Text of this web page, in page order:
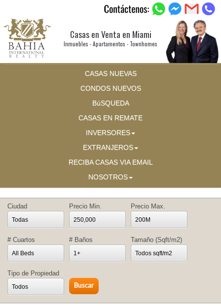
Casas en Venta en Miami
Inmuebles - Apartamentos - Townhomes
CASAS NUEVAS
CONDOS NUEVOS
BúSQUEDA
CASAS EN REMATE
INVERSORES
EXTRANJEROS
RECIBA CASAS VIA EMAIL
NOSOTROS
Ciudad
Todas
Precio Min.
250,000
Precio Max.
200M
# Cuartos
All Beds
# Baños
1+
Tamaño (Sqft/m2)
Todos sqft/m2
Tipo de Propiedad
Todos